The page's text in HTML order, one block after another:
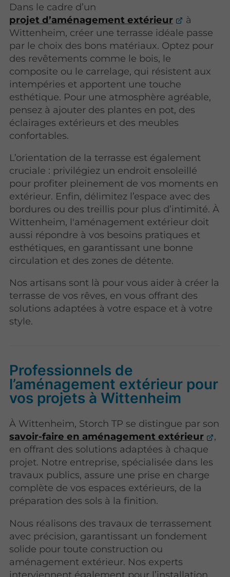
Dans le cadre d’un
projet d’aménagement extérieur
à
Wittenheim, créer une terrasse idéale passe
par le choix des bons matériaux. Optez pour
des revêtements comme le bois, le
composite ou le carrelage, qui résistent aux
intempéries et apportent une touche
esthétique. Pour une atmosphère agréable,
pensez à ajouter des plantes en pot, des
éclairages extérieurs et des meubles
confortables.
L’orientation de la terrasse est également
cruciale : privilégiez un endroit ensoleillé
pour profiter pleinement de vos moments en
extérieur. Enfin, délimitez l’espace avec des
bordures ou des treillis pour plus d’intimité. À
Wittenheim, l'aménagement extérieur doit
aussi répondre à vos besoins pratiques et
esthétiques, en garantissant une bonne
circulation et des zones de détente.
Nos artisans sont là pour vous aider à créer la
terrasse de vos rêves, en vous offrant des
solutions adaptées à votre espace et à votre
style.
Professionnels de
l’aménagement extérieur pour
vos projets à Wittenheim
À Wittenheim, Storch TP se distingue par son
savoir-faire en aménagement extérieur
,
en offrant des solutions adaptées à chaque
projet. Notre entreprise, spécialisée dans les
travaux publics, assure une prise en charge
complète de vos espaces extérieurs, de la
préparation des sols à la finition.
Nous réalisons des travaux de terrassement
avec précision, garantissant un fondement
solide pour toute construction ou
aménagement extérieur. Nos experts
interviennent également pour l’installation